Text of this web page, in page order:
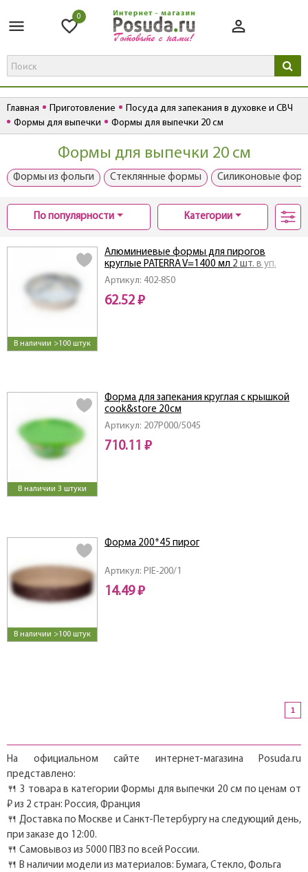
0
Главная Приготовление
Посуда для запекания в духовке и СВЧ
Формы для выпечки
Формы для выпечки 20 см
Формы для выпечки 20 см
Формы из фольги Стеклянные формы Силиконовые
По популярности Категории
В наличии >100 штук
Артикул: 402-850
Алюминиевые формы для пирогов
круглые PATERRA V=1400 мл 2 шт. в уп.
62.52 ₽
В наличии 3 штуки
Артикул: 207P000/5045
Форма для запекания круглая с крышкой
cook&store 20см
710.11 ₽
В наличии >100 штук
Артикул: PIE-200/1
Форма 200*45 пирог
14.49 ₽
1
На официальном сайте интернет-магазина Posuda.ru
представлено:
🍴 3 товара в категории Формы для выпечки 20 см по ценам от
₽ из 2 стран: Россия, Франция
🍴 Доставка по Москве и Санкт-Петербургу на следующий день,
при заказе до 12:00.
🍴 Самовывоз из 5000 ПВЗ по всей России.
🍴 В наличии модели из материалов: Бумага, Стекло, Фольга